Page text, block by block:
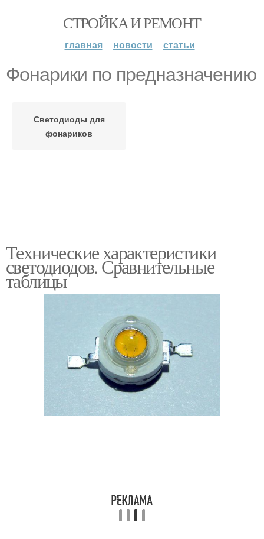
СТРОЙКА И РЕМОНТ
главная новости статьи
Фонарики по предназначению
Светодиоды для
фонариков
Технические характеристики
светодиодов. Сравнительные
таблицы